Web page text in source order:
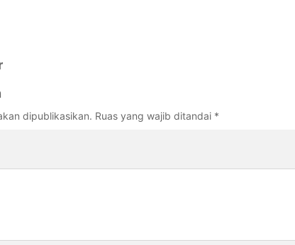
dipublikasikan. Ruas yang wajib ditandai *